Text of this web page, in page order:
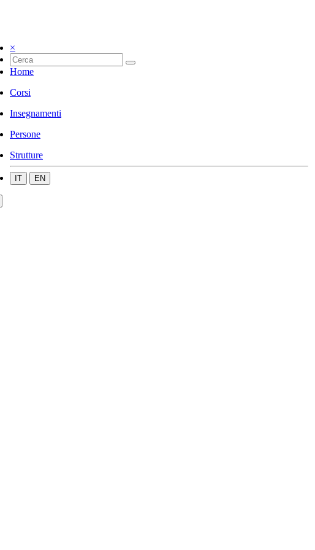
×
Home
Corsi
Insegnamenti
Persone
Strutture
IT EN